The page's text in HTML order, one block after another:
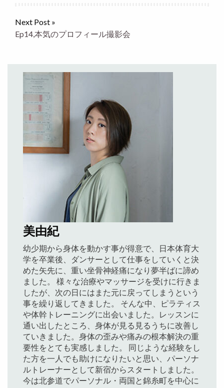
Next Post »
Ep14,本気のプロフィール撮影会
美由紀
幼少期から身体を動かす事が得意で、日本体育大
学を卒業後、ダンサーとして仕事をしていくと決
めた矢先に、重い坐骨神経痛になり夢半ばに諦め
ました。 様々な治療やマッサージを受けに行きま
したが、次の日にはまた元に戻ってしまうという
事を繰り返してきました。 そんな中、ピラティス
や体幹トレーニングに出会いました。レッスンに
通い出したところ、身体が見る見るうちに改善し
ていきました。身体の歪みや痛みの根本解決の重
要性をとても実感しました。 同じような経験をし
た方を一人でも助けになりたいと思い、パーソナ
ルトレーナーとして新宿からスタートしました。
今は北参道でパーソナル・両国と錦糸町を中心に